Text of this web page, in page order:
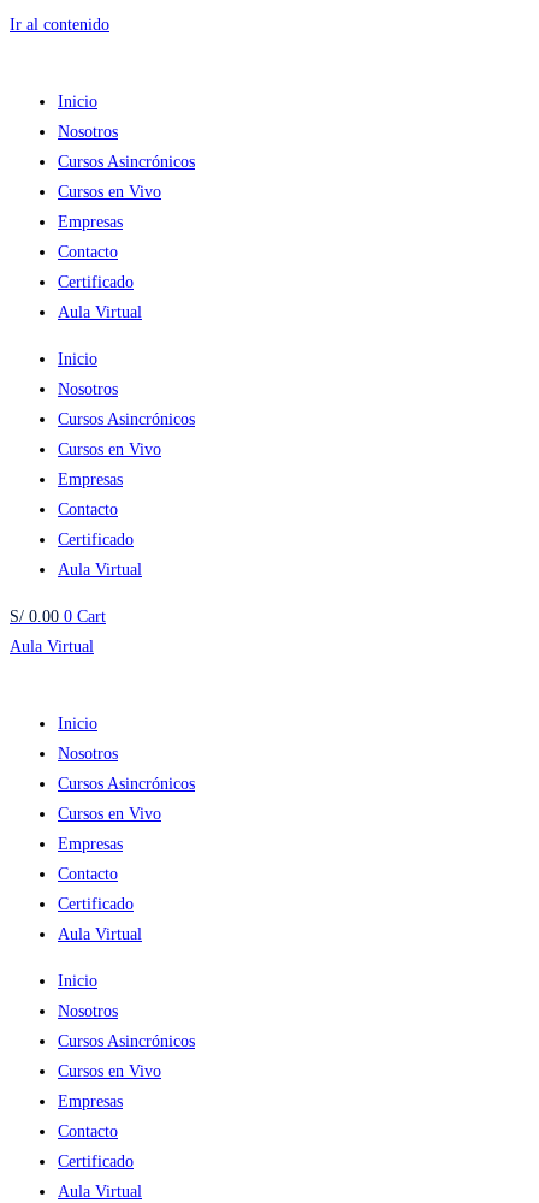
Ir al contenido
Inicio
Nosotros
Cursos Asincrónicos
Cursos en Vivo
Empresas
Contacto
Certificado
Aula Virtual
Inicio
Nosotros
Cursos Asincrónicos
Cursos en Vivo
Empresas
Contacto
Certificado
Aula Virtual
S/ 0.00 0 Cart
Aula Virtual
Inicio
Nosotros
Cursos Asincrónicos
Cursos en Vivo
Empresas
Contacto
Certificado
Aula Virtual
Inicio
Nosotros
Cursos Asincrónicos
Cursos en Vivo
Empresas
Contacto
Certificado
Aula Virtual